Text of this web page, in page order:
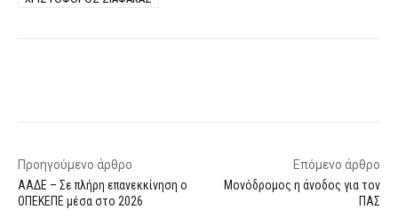
Προηγούμενο άρθρο
ΑΑΔΕ – Σε πλήρη επανεκκίνηση ο
ΟΠΕΚΕΠΕ μέσα στο 2026
Επόμενο άρθρο
Μονόδρομος η άνοδος για τον
ΠΑΣ